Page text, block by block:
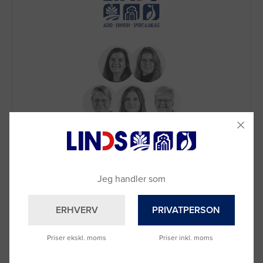
Brug for hjælp?
Ring til os på9992 0233
Du kan også kontakte din lokale sælger
se oversigten her
Jeg handler som
ERHVERV
Priser ekskl. moms
PRIVATPERSON
Priser inkl. moms